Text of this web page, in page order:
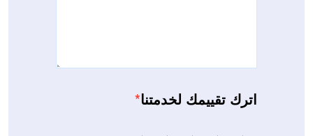
اترك تقييمك لخدمتنا*